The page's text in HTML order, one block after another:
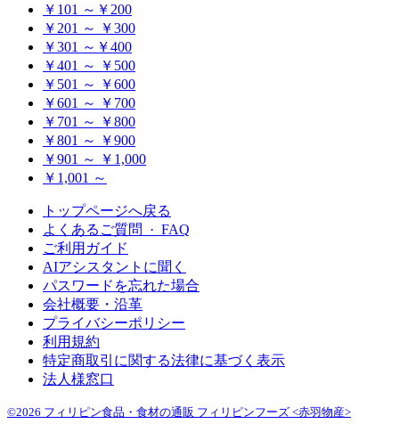
￥101 ～￥200
￥201 ～ ￥300
￥301 ～￥400
￥401 ～ ￥500
￥501 ～ ￥600
￥601 ～ ￥700
￥701 ～ ￥800
￥801 ～ ￥900
￥901 ～ ￥1,000
￥1,001 ～
トップページへ戻る
よくあるご質問 · FAQ
ご利用ガイド
AIアシスタントに聞く
パスワードを忘れた場合
会社概要・沿革
プライバシーポリシー
利用規約
特定商取引に関する法律に基づく表示
法人様窓口
©2026 フィリピン食品・食材の通販 フィリピンフーズ <赤羽物産>